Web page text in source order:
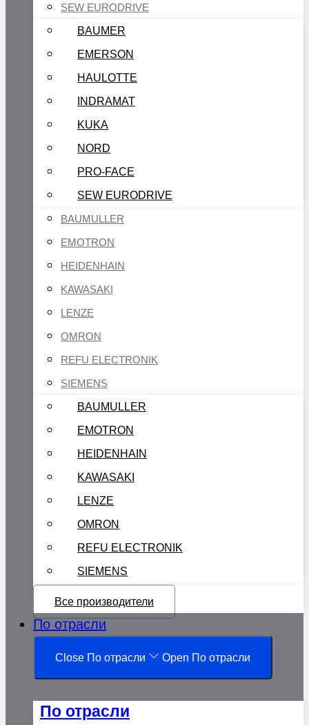
SEW EURODRIVE
BAUMER
EMERSON
HAULOTTE
INDRAMAT
KUKA
NORD
PRO-FACE
SEW EURODRIVE
BAUMULLER
EMOTRON
HEIDENHAIN
KAWASAKI
LENZE
OMRON
REFU ELECTRONIK
SIEMENS
BAUMULLER
EMOTRON
HEIDENHAIN
KAWASAKI
LENZE
OMRON
REFU ELECTRONIK
SIEMENS
Все производители
По отрасли
Close По отрасли Open По отрасли
По отрасли